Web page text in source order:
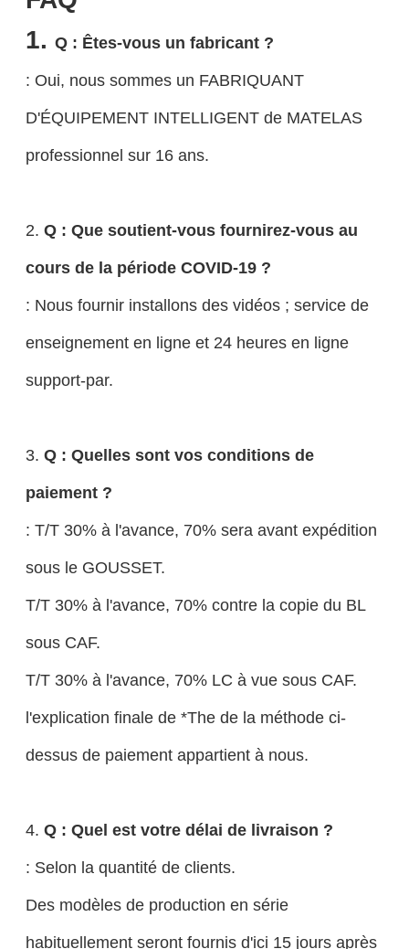
1. Q : Êtes-vous un fabricant ?
: Oui, nous sommes un FABRIQUANT
D'ÉQUIPEMENT INTELLIGENT de MATELAS
professionnel sur 16 ans.
2. Q : Que soutient-vous fournirez-vous au
cours de la période COVID-19 ?
: Nous fournir installons des vidéos ; service de
enseignement en ligne et 24 heures en ligne
support-par.
3. Q : Quelles sont vos conditions de
paiement ?
: T/T 30% à l'avance, 70% sera avant expédition
sous le GOUSSET.
T/T 30% à l'avance, 70% contre la copie du BL
sous CAF.
T/T 30% à l'avance, 70% LC à vue sous CAF.
l'explication finale de *The de la méthode ci-
dessus de paiement appartient à nous.
4. Q : Quel est votre délai de livraison ?
: Selon la quantité de clients.
Des modèles de production en série
habituellement seront fournis d'ici 15 jours après